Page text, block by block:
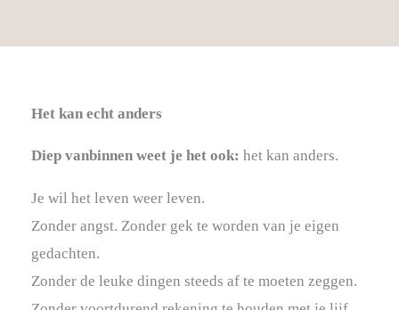
Het kan echt anders
Diep vanbinnen weet je het ook: het kan anders.
Je wil het leven weer leven.
Zonder angst. Zonder gek te worden van je eigen
gedachten.
Zonder de leuke dingen steeds af te moeten zeggen.